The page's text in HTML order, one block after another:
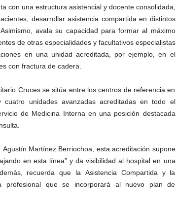
con una estructura asistencial y docente consolidada,
desarrollar asistencia compartida en distintos
avala su capacidad para formar al máximo
de otras especialidades y facultativos especialistas
en una unidad acreditada, por ejemplo, en el
con fractura de cadera.
Cruces se sitúa entre los centros de referencia en
cuatro unidades avanzadas acreditadas en todo el
de Medicina Interna en una posición destacada
Martínez Berriochoa, esta acreditación supone
en esta línea” y da visibilidad al hospital en una
recuerda que la Asistencia Compartida y la
profesional que se incorporará al nuevo plan de